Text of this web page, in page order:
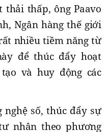
thải thấp, ông Paavo
Ngân hàng thế giới
nhiều tiềm năng từ
để thúc đẩy hoạt
và huy động các
nghệ số, thúc đẩy sự
nhân theo phương